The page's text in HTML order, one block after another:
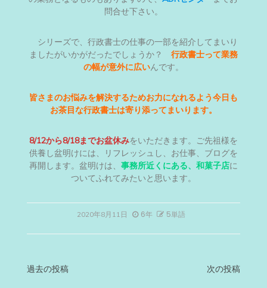
問合せ下さい。
シリーズで、行政書士の仕事の一部を紹介してまいり
ましたがいかがだったでしょうか？ 行政書士って業務
の幅が意外に広いんです。
皆さまのお悩みを解決するためお力になれるよう今日も
お茶目な行政書士は寄り添ってまいります。
8/12から8/18までお盆休みをいただきます。ご先祖様を
供養し盆明けには、リフレッシュし、お仕事、ブログを
再開します。盆明けは、 事務所近くにある、和菓子店に
ついてふれてみたいと思います。
2020年8月11日 6年 5単語
投
過去の投稿 次の投稿